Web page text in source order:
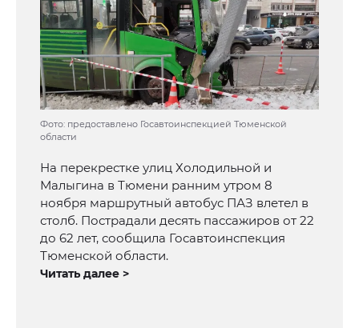
Фото: предоставлено Госавтоинспекцией Тюменской
области
На перекрестке улиц Холодильной и
Малыгина в Тюмени ранним утром 8
ноября маршрутный автобус ПАЗ влетел в
столб. Пострадали десять пассажиров от 22
до 62 лет, сообщила Госавтоинспекция
Тюменской области.
Читать далее >